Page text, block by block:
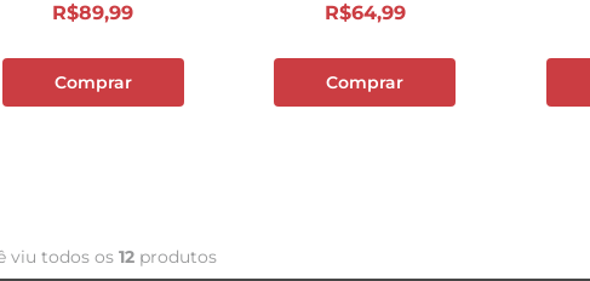
R$89,99
Comprar
R$64,99
Comprar
viu todos os12 produtos